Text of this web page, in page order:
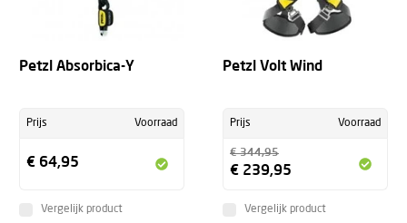
Petzl Absorbica-Y
Prijs Voorraad
€ 64,95
Vergelijk product
Petzl Volt Wind
Prijs Voorraad
€ 344,95
€ 239,95
Vergelijk product